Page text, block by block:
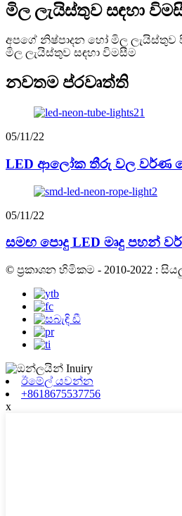
මිල ලැයිස්තුව සඳහා
අපගේ නිෂ්පාදන හෝ මිල ලැයිස්තුව
මිල ලැයිස්තුව සඳහා විමසීම
නවතම ප්රවෘත්ති
05/11/22
LED ආලෝක තීරු වල වර්ණ
05/11/22
සමඟ පොදු LED මෘදු පහන්
© ප්‍රකාශන හිමිකම - 2010-2022 :
ඊමේල් යවන්න
+8618675537756
x